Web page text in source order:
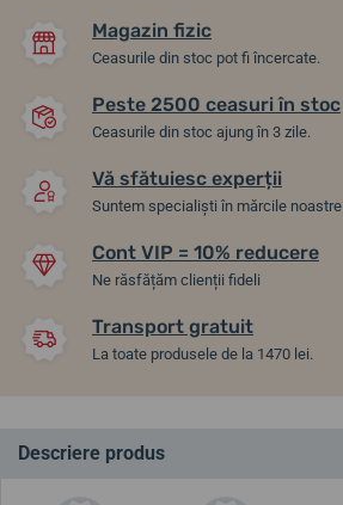
Magazin fizic
Ceasurile din stoc pot fi încercate.
Peste 2500 ceasuri în stoc
Ceasurile din stoc ajung în 3 zile.
Vă sfătuiesc experții
Suntem specialiști în mărcile noastre
Cont VIP = 10% reducere
Ne răsfățăm clienții fideli
Transport gratuit
La toate produsele de la 1470 lei.
Descriere produs